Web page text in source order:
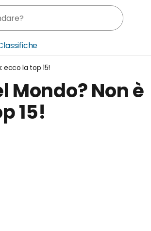
ecco la top 15!
Mondo? Non è
15!